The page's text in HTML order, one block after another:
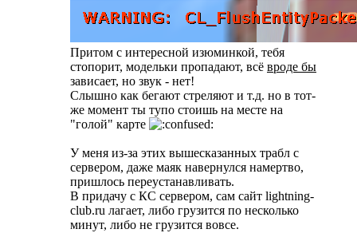
Притом с интересной изюминкой, тебя
стопорит, модельки пропадают, всё вроде бы
зависает, но звук - нет!
Слышно как бегают стреляют и т.д. но в тот-
же момент ты тупо стоишь на месте на
"голой" карте
У меня из-за этих вышесказанных трабл с
сервером, даже маяк навернулся намертво,
пришлось переустанавливать.
В придачу с КС сервером, сам сайт lightning-
club.ru лагает, либо грузится по несколько
минут, либо не грузится вовсе.